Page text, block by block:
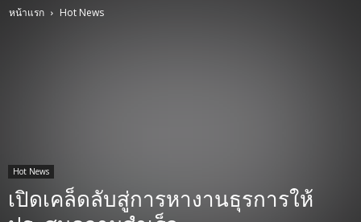
หน้าแรก Hot News
Hot News
เปิดเคล็ดลับสู่การหางานธุรการให้